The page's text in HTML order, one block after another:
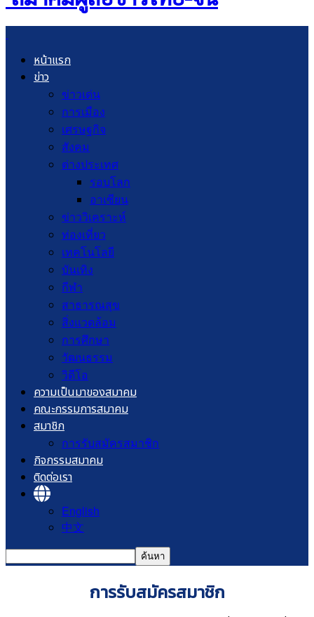
หน้าแรก
ข่าว
ข่าวเด่น
การเมือง
เศรษฐกิจ
สังคม
ต่างประเทศ
รอบโลก
อาเซียน
ข่าววิเคราะห์
ท่องเที่ยว
เทคโนโลยี
บันเทิง
กีฬา
สาธารณสุข
สิ่งแวดล้อม
การศึกษา
วัฒนธรรม
วิดีโอ
ความเป็นมาของสมาคม
คณะกรรมการสมาคม
สมาชิก
การรับสมัครสมาชิก
กิจกรรมสมาคม
ติดต่อเรา
English
中文
การรับสมัครสมาชิก